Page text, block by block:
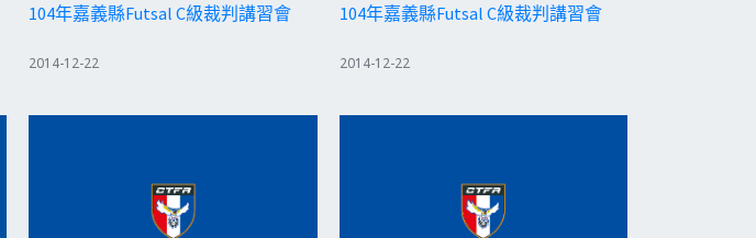
104年嘉義縣Futsal C級裁判講習會
2014-12-22
104年嘉義縣Futsal C級裁判講習會
2014-12-22